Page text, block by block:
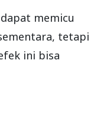
memicu
tetapi
ini bisa